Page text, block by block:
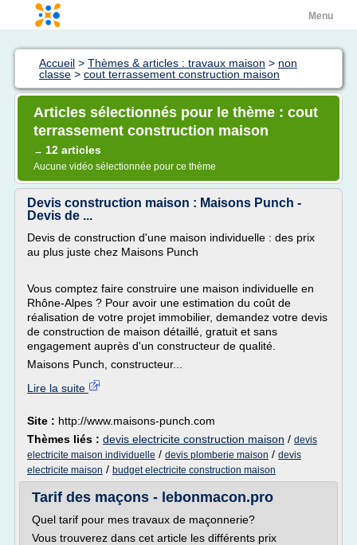
Menu
Accueil > Thèmes & articles : travaux maison > non
classe > cout terrassement construction maison
Articles sélectionnés pour le thème : cout
terrassement construction maison
→ 12 articles
Aucune vidéo sélectionnée pour ce thème
Devis construction maison : Maisons Punch -
Devis de ...
Devis de construction d'une maison individuelle : des prix
au plus juste chez Maisons Punch
Vous comptez faire construire une maison individuelle en
Rhône-Alpes ? Pour avoir une estimation du coût de
réalisation de votre projet immobilier, demandez votre devis
de construction de maison détaillé, gratuit et sans
engagement auprès d'un constructeur de qualité.
Maisons Punch, constructeur...
Lire la suite
Site : http://www.maisons-punch.com
Thèmes liés : devis electricite construction maison / devis
electricite maison individuelle / devis plomberie maison / devis
electricite maison / budget electricite construction maison
Tarif des maçons - lebonmacon.pro
Quel tarif pour mes travaux de maçonnerie?
Vous trouverez dans cet article les différents prix